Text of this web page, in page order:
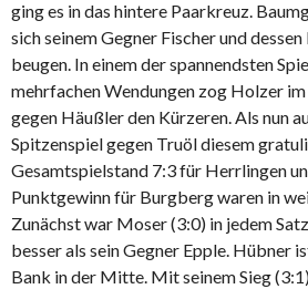
ging es in das hintere Paarkreuz.
sich seinem Gegner Fischer und
beugen. In einem der spannendsten
mehrfachen Wendungen zog Holzer
gegen Häußler den Kürzeren. Als nun
Spitzenspiel gegen Truöl diesem
Gesamtspielstand 7:3 für Herrlingen
Punktgewinn für Burgberg waren in
Zunächst war Moser (3:0) in jedem
besser als sein Gegner Epple. Hübner
Bank in der Mitte. Mit seinem Sieg